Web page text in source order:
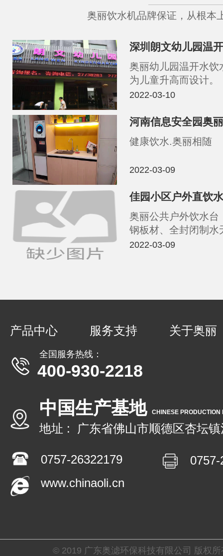
奥丽饮水机品牌保证，从根本
深圳朗文幼儿园温
奥丽幼儿园温开水饮
为儿童升高而设计。
2022-03-10
河南信息安全园奥
健康饮水.奥丽相随
2022-03-09
佳园小区户外直饮
奥丽公共户外饮水台 、 采用精钢优质水龙头、不锈
钢板材、全封闭制
便于操作方便更卫生
2022-03-09
产品中心 服务支持 关于奥丽
400-930-2218
全国服务热线：
中国生产基地 CHINESE PRODUCTION
地址 : 广东省佛山市顺德区杏坛镇
0757-26322179
www.chinaoli.cn
© 2019 广东奥滤环保科技有限公司 版权